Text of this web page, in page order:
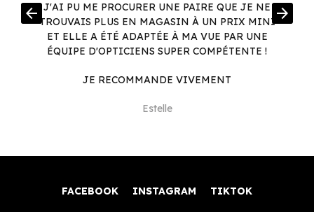
J'AI PU ME PROCURER UNE PAIRE QUE JE NE
TROUVAIS PLUS EN MAGASIN À UN PRIX MINI
ET ELLE A ÉTÉ ADAPTÉE À MA VUE PAR UNE
ÉQUIPE D'OPTICIENS SUPER COMPÉTENTE !
JE RECOMMANDE VIVEMENT
Estelle
arrow_back arrow_forward
FACEBOOK INSTAGRAM TIKTOK